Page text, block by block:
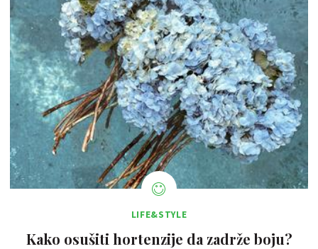
LIFE&STYLE
Kako osušiti hortenzije da zadrže boju?